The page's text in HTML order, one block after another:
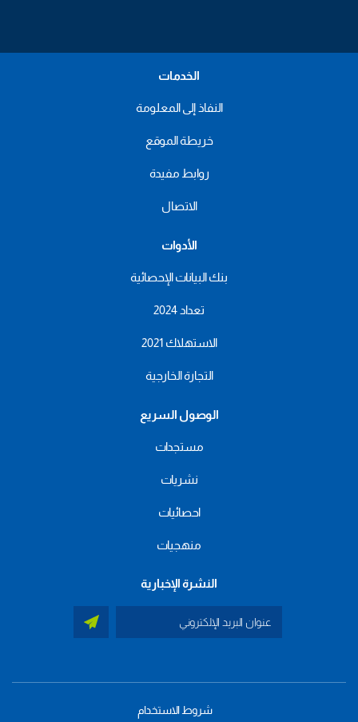
الخدمات
النفاذ إلى المعلومة
خريطة الموقع
روابط مفيدة
الاتصال
الأدوات
بنك البيانات الإحصائية
تعداد 2024
الاستهلاك 2021
التجارة الخارجية
الوصول السريع
مستجدات
نشريات
احصائيات
منهجيات
النشرة الإخبارية
شروط الاستخدام